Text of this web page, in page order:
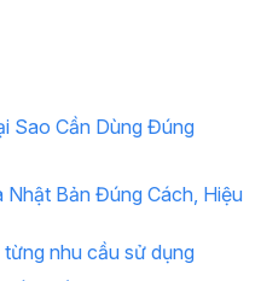
Sao Cần Dùng Đúng
Bản Đúng Cách, Hiệu
nhu cầu sử dụng